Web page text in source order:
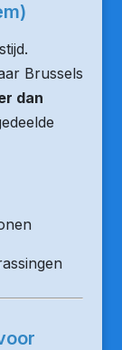
Brussels
dan